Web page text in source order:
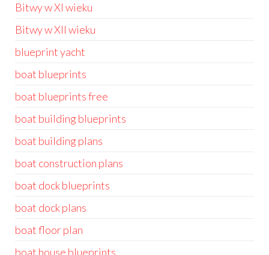
Bitwy w XI wieku
Bitwy w XII wieku
blueprint yacht
boat blueprints
boat blueprints free
boat building blueprints
boat building plans
boat construction plans
boat dock blueprints
boat dock plans
boat floor plan
boat house blueprints